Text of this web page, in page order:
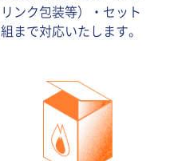
リンク包装等）・セット
組まで対応いたします。